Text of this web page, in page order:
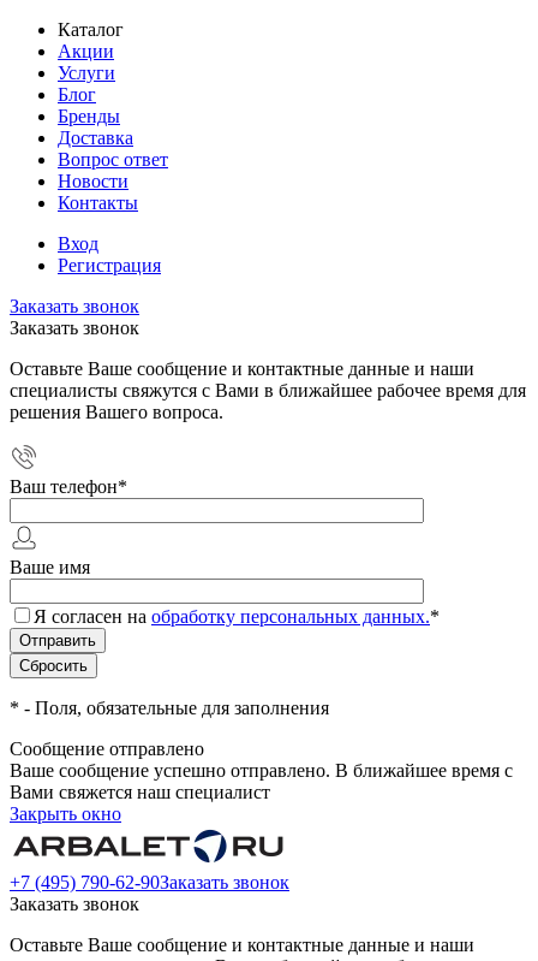
Каталог
Акции
Услуги
Блог
Бренды
Доставка
Вопрос ответ
Новости
Контакты
Вход
Регистрация
Заказать звонок
Заказать звонок
Оставьте Ваше сообщение и контактные данные и наши
специалисты свяжутся с Вами в ближайшее рабочее время для
решения Вашего вопроса.
Ваш телефон*
Ваше имя
Я согласен на обработку персональных данных.*
* - Поля, обязательные для заполнения
Сообщение отправлено
Ваше сообщение успешно отправлено. В ближайшее время с
Вами свяжется наш специалист
Закрыть окно
+7 (495) 790-62-90Заказать звонок
Заказать звонок
Оставьте Ваше сообщение и контактные данные и наши